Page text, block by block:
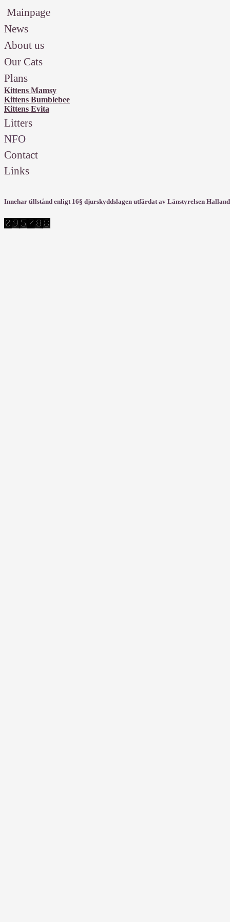
Mainpage
News
About us
Our Cats
Plans
Kittens Mamsy
Kittens Bumblebee
Kittens Evita
Litters
NFO
Contact
Links
Innehar tillstånd enligt 16§ djurskyddslagen utfärdat av Länstyrelsen